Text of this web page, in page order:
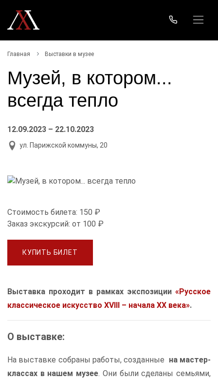
Главная Выставки в музее
Музей, в котором...
всегда тепло
12.09.2023 – 22.10.2023
ул. Парижской коммуны, 20
Стоимость билета: 150 ₽
Заказ экскурсий: от 100 ₽
КУПИТЬ БИЛЕТ
Выставка проходит в рамках экспозиции «Русское
классическое искусство XVIII – начала XX века».
О выставке:
На выставке собраны работы, созданные на мастер-
классах в нашем музее. Они были сделаны семьями,